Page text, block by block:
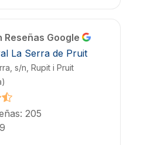
Reseñas Google
La Serra de Pruit
s/n, Rupit i Pruit
205